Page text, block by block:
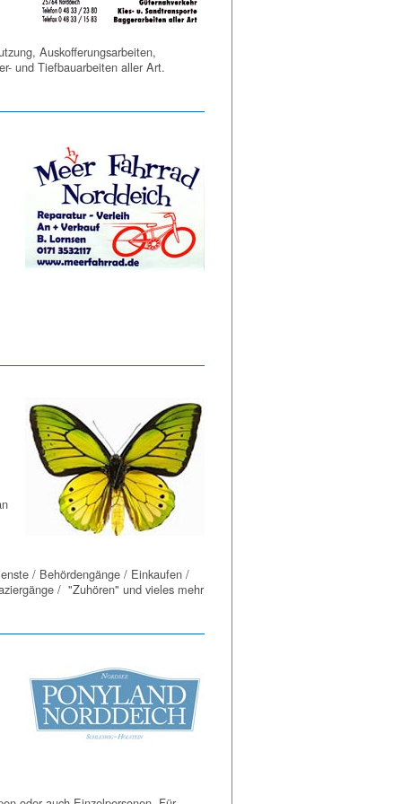
Auskofferungsarbeiten,
und Tiefbauarbeiten aller Art.
/ Behördengänge / Einkaufen /
/ "Zuhören" und vieles mehr